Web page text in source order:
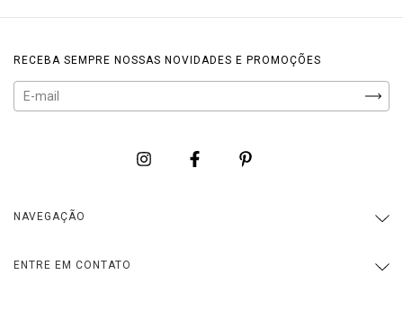
RECEBA SEMPRE NOSSAS NOVIDADES E PROMOÇÕES
NAVEGAÇÃO
ENTRE EM CONTATO